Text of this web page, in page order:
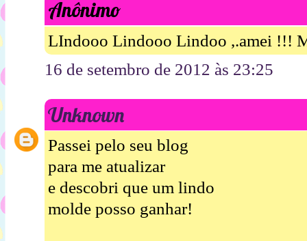
Anônimo
LIndooo Lindooo Lindoo ,.amei !!!
16 de setembro de 2012 às 23:25
Unknown
Passei pelo seu blog
para me atualizar
e descobri que um lindo
molde posso ganhar!